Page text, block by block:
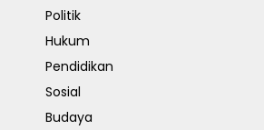
Politik
Hukum
Pendidikan
Sosial
Budaya